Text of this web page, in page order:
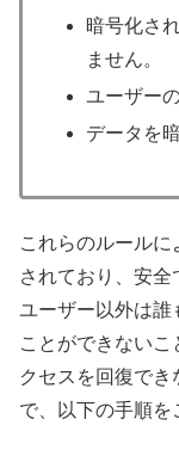
暗号化さ
ません。
ユーザー
データを
これらのルール
されており、安全
ユーザー以外は誰
ことができない
クセスを回復で
で、以下の手順を